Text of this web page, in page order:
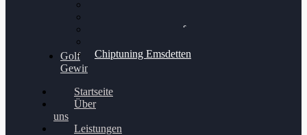
Chiptuning Schüttorf
Chiptuning Emsdetten
Golf
Gewinnspiel
Startseite
Über
uns
Leistungen